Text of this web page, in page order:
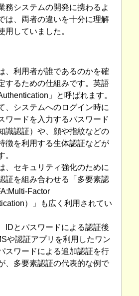
務システムの開発に携わるよ
は、両者の違いを十分に理解
用していました。
、利用者が誰であるのかを確
するための仕組みです。英語
」と呼ばれます。
、システムへのログイン時に
ワードを入力するパスワード
識認証）や、顔や指紋などの
徴を利用する生体認証などが
。
、セキュリティ強化のために
証を組み合わせる「多要素認
Factor
）」も広く利用されてい
IDとパスワードによる認証後
や認証アプリを利用したワン
スワードによる追加認証を行
、多要素認証の代表的な例で